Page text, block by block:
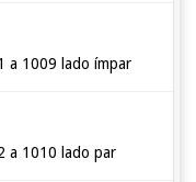
a 1009 lado ímpar
a 1010 lado par